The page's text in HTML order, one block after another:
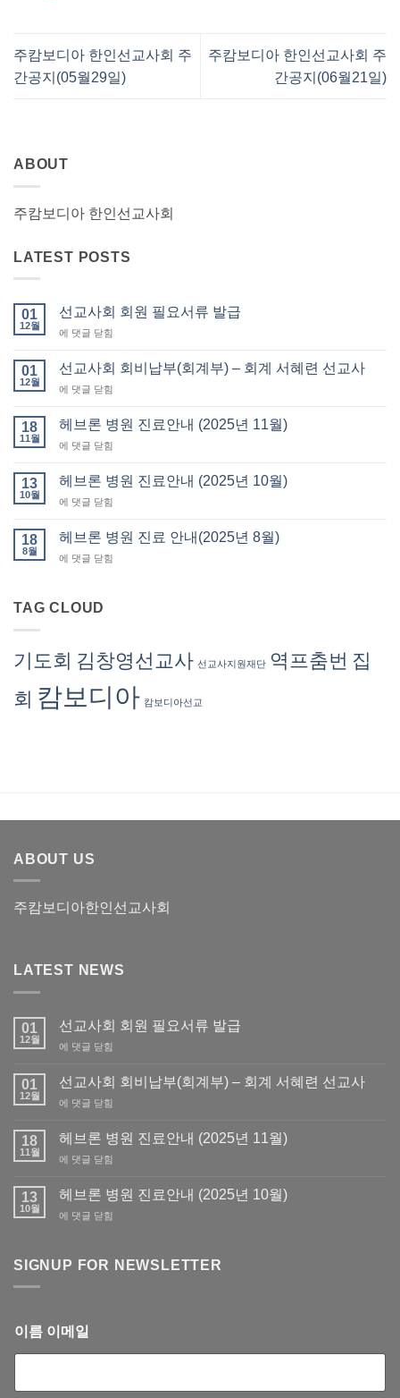
주캄보디아 한인선교사회 주
간공지(05월29일)
주캄보디아 한인선교사회 주
간공지(06월21일)
ABOUT
주캄보디아 한인선교사회
LATEST POSTS
01
12월
선교사회 회원 필요서류 발급
선
사
회
회
필
서
발
급
에 댓글 닫힘
01
12월
선교사회 회비납부(회계부) – 회계 서혜련 선교사
선
사
회
회
납
(회
부)
–
서
교
에 댓글 닫힘
18
11월
헤브론 병원 진료안내 (2025년 11월)
헤
론
병
원
료
내
11
에 댓글 닫힘
13
10월
헤브론 병원 진료안내 (2025년 10월)
헤
론
병
원
안
년
10
에 댓글 닫힘
18
8월
헤브론 병원 진료 안내(2025년 8월)
헤
병
안
(2025
년
에 댓글 닫힘
TAG CLOUD
기도회 김창영선교사 선교사지원재단 역프춤번 집
회 캄보디아 캄보디아선교
ABOUT US
주캄보디아한인선교사회
LATEST NEWS
01
12월
선교사회 회원 필요서류 발급
선
사
회
회
필
서
발
급
에 댓글 닫힘
01
12월
선교사회 회비납부(회계부) – 회계 서혜련 선교사
선
사
회
회
납
(회
–
혜
사
에 댓글 닫힘
18
11월
헤브론 병원 진료안내 (2025년 11월)
헤
론
병
원
안
11
월)
에 댓글 닫힘
13
10월
헤브론 병원 진료안내 (2025년 10월)
헤
병
내
(2025
에 댓글 닫힘
SIGNUP FOR NEWSLETTER
이름 이메일